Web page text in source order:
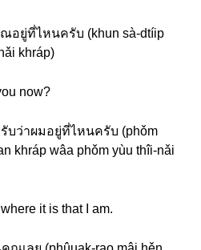
ยู่ที่ไหนครับ (khun sà-dtíip
khráp)
now?
บว่าผมอยู่ที่ไหนครับ (phǒm
khráp wâa phǒm yùu thîi-nǎi
it is that I am.